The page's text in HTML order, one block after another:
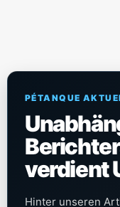
PÉTANQUE
verdient
Hinter unseren